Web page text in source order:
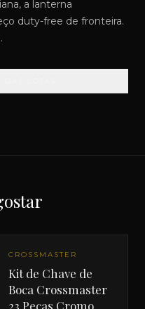
a lanterna
duty-free de fronteira.
CROSSMASTER
Kit de Chave de
Boca Crossmaster
23 Peças Cromo